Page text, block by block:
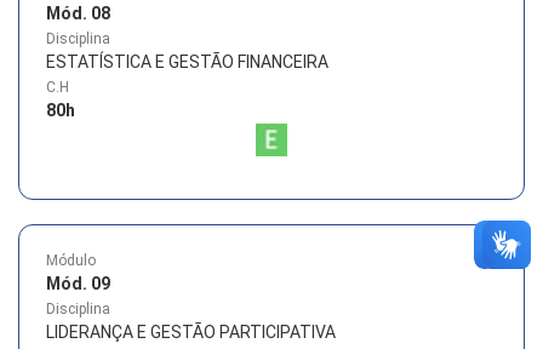
Mód. 08
Disciplina
ESTATÍSTICA E GESTÃO FINANCEIRA
C.H
80h
Módulo
Mód. 09
Disciplina
LIDERANÇA E GESTÃO PARTICIPATIVA